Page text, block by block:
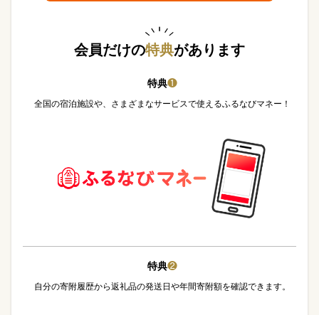
会員だけの特典があります
特典❶
全国の宿泊施設や、さまざまなサービスで使えるふるなびマネー！
特典❷
自分の寄附履歴から返礼品の発送日や年間寄附額を確認できます。